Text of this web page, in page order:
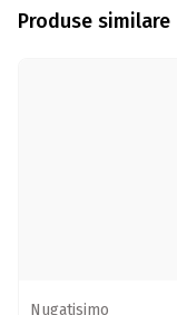
Produse similare
Nugatisimo